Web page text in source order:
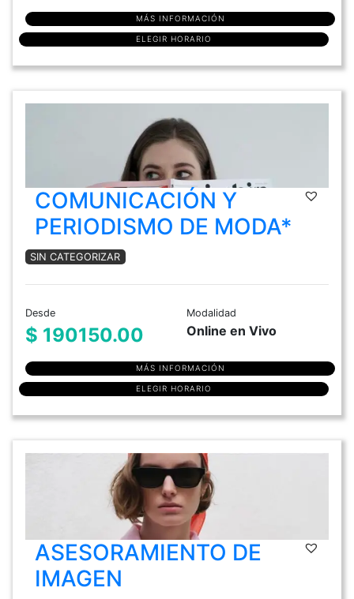
MÁS INFORMACIÓN
ELEGIR HORARIO
COMUNICACIÓN Y
PERIODISMO DE MODA*
SIN CATEGORIZAR
Desde
$ 190150.00
Modalidad
Online en Vivo
MÁS INFORMACIÓN
ELEGIR HORARIO
ASESORAMIENTO DE
IMAGEN